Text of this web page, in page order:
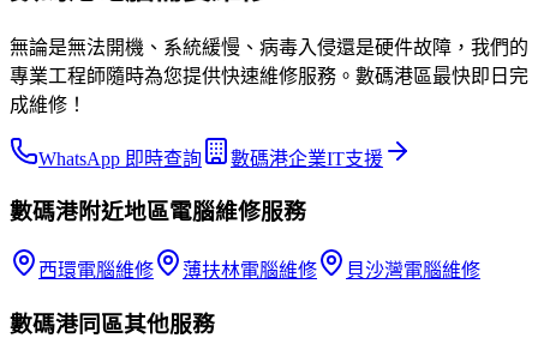
無論是無法開機、系統緩慢、病毒入侵還是硬件故障，我們的
專業工程師隨時為您提供快速維修服務。數碼港區最快即日完
成維修！
WhatsApp 即時查詢 數碼港企業IT支援
數碼港附近地區電腦維修服務
西環電腦維修 薄扶林電腦維修 貝沙灣電腦維修
數碼港同區其他服務